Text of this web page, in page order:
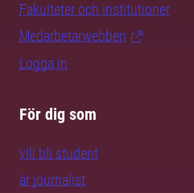
Fakulteter och institutioner
Medarbetarwebben
Logga in
För dig som
vill bli student
är journalist